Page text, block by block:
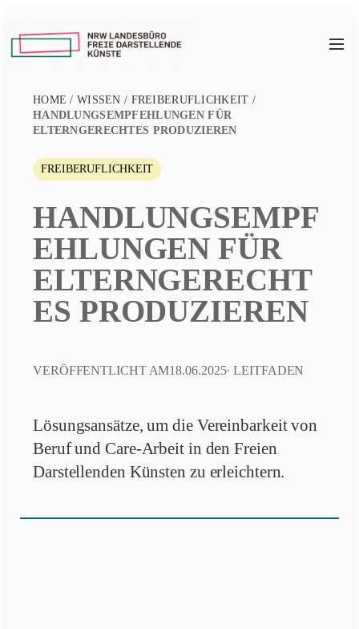
Inhalt
springen
NRW
HOME /WISSEN / FREIBERUFLICHKEIT /
HANDLUNGSEMPFEHLUNGEN FÜR
ELTERNGERECHTES PRODUZIEREN
FREIBERUFLICHKEIT
HANDLUNGSEMPF
EHLUNGEN FÜR
ELTERNGERECHT
ES PRODUZIEREN
VERÖFFENTLICHT AM18.06.2025·LEITFADEN
Lösungsansätze, um die Vereinbarkeit von
Beruf und Care-Arbeit in den Freien
Darstellenden Künsten zu erleichtern.